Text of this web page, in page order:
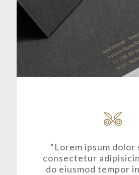
“Lorem ipsum dolor
consectetur
do eiusmod tempor